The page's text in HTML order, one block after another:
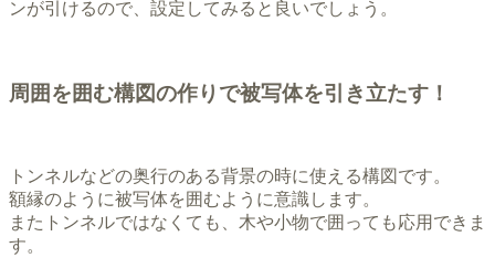
ンが引けるので、設定してみると良いでしょう。
周囲を囲む構図の作りで被写体を引き立たす！
トンネルなどの奥行のある背景の時に使える構図です。
額縁のように被写体を囲むように意識します。
またトンネルではなくても、木や小物で囲っても応用できま
す。